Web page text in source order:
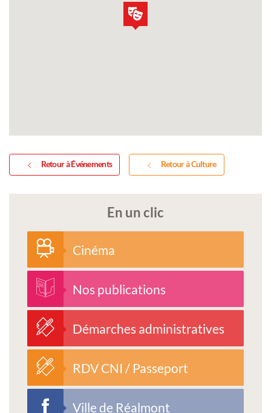
Retour à Événements Retour à Culture
En un clic
Cinéma
Nos publications
Démarches administratives
RDV CNI / Passeport
Ville de Réalmont